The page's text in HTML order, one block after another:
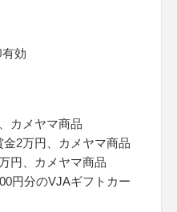
効
カメヤマ商品
2万円、カメヤマ商品
円、カメヤマ商品
円分のVJAギフトカー